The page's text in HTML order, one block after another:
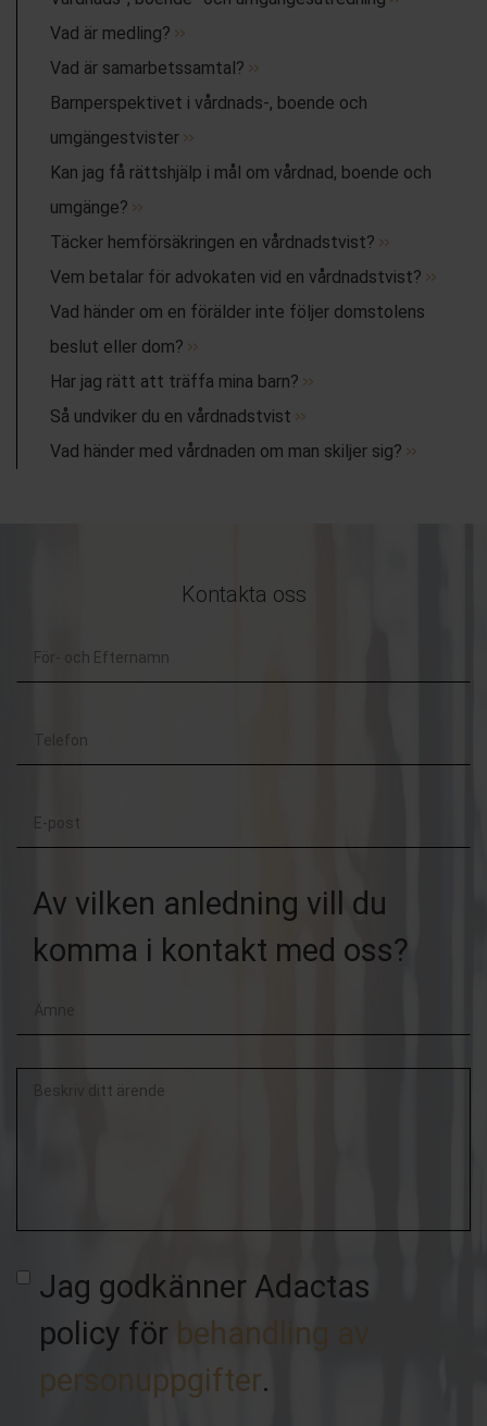
Vad är medling?
Vad är samarbetssamtal?
Barnperspektivet i vårdnads-, boende och
umgängestvister
Kan jag få rättshjälp i mål om vårdnad, boende och
umgänge?
Täcker hemförsäkringen en vårdnadstvist?
Vem betalar för advokaten vid en vårdnadstvist?
Vad händer om en förälder inte följer domstolens
beslut eller dom?
Har jag rätt att träffa mina barn?
Så undviker du en vårdnadstvist
Vad händer med vårdnaden om man skiljer sig?
Kontakta oss
För-
Efternamn
Telefon
E-
Av vilken anledning vill du
komma i kontakt med oss?
Beskriv
Jag godkänner Adactas
policy för behandling av
personuppgifter.